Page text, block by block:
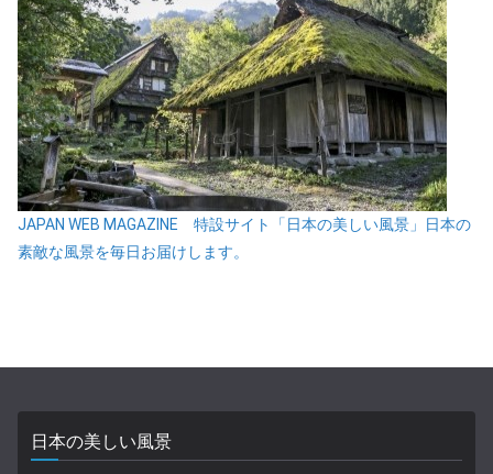
JAPAN WEB MAGAZINE 特設サイト「日本の美しい風景」日本の
素敵な風景を毎日お届けします。
日本の美しい風景